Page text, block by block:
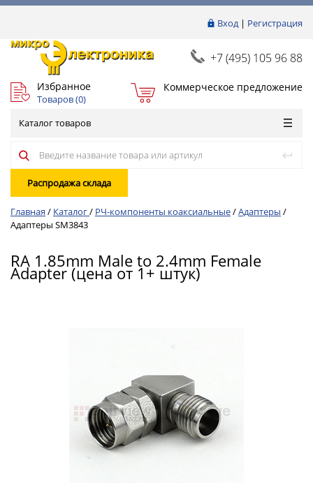
Вход| Регистрация
+7 (495) 105 96 88
Избранное
Товаров (0)
Коммерческое предложение
Каталог товаров
Распродажа склада
Главная / Каталог/ РЧ-компоненты коаксиальные/Адаптеры /
Адаптеры SM3843
RA 1.85mm Male to 2.4mm Female
Adapter (цена от 1+ штук)